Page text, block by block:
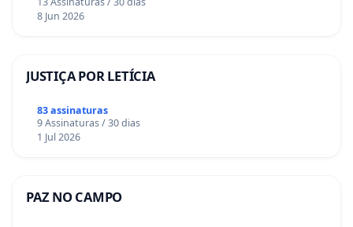
8 Jun 2026
JUSTIÇA POR LETÍCIA
83 assinaturas
9 Assinaturas / 30 dias
1 Jul 2026
PAZ NO CAMPO